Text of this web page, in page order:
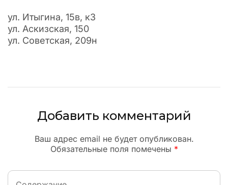
ул. Итыгина, 15в, к3
ул. Аскизская, 150
ул. Советская, 209н
Добавить комментарий
Ваш адрес email не будет опубликован.
Обязательные поля помечены *